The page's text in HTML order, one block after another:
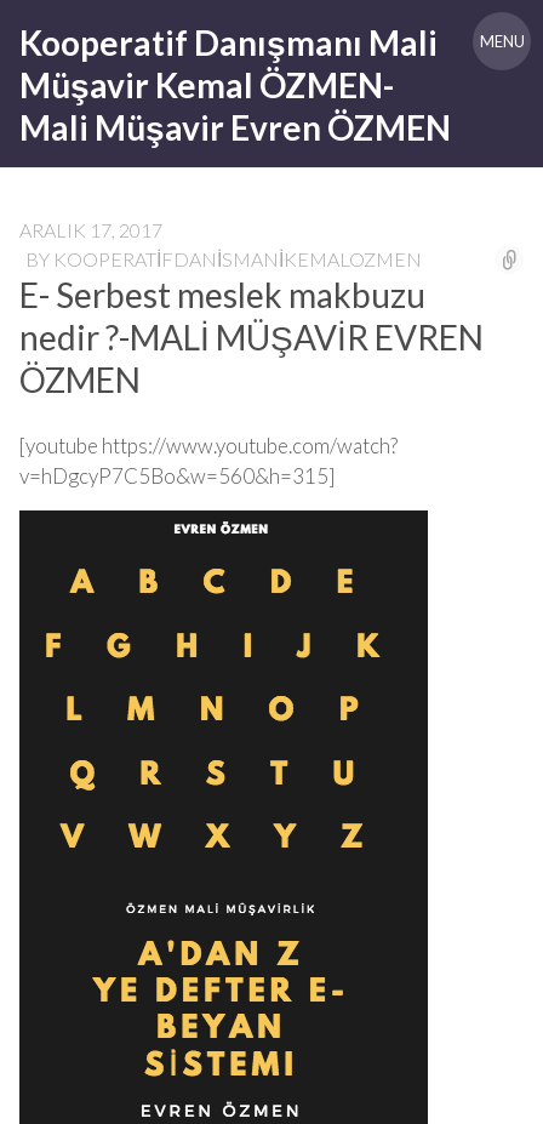
content
Kooperatif Danışmanı Mali
Müşavir Kemal ÖZMEN-
Mali Müşavir Evren ÖZMEN
MENU
ARALIK 17, 2017
BY KOOPERATIFDANISMANIKEMALOZMEN
E- Serbest meslek makbuzu
nedir ?-MALİ MÜŞAVİR EVREN
ÖZMEN
[youtube https://www.youtube.com/watch?
v=hDgcyP7C5Bo&w=560&h=315]